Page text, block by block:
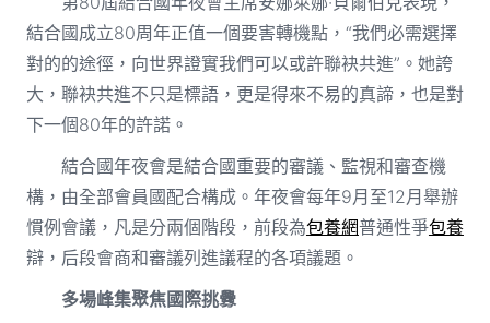
結合國成立80周年正值一個要害轉機點，“我們必需選擇
對的的途徑，向世界證實我們可以或許聯袂共進”。她誇
大，聯袂共進不只是標語，更是得來不易的真諦，也是對
下一個80年的許諾。
結合國年夜會是結合國重要的審議、監視和審查機
構，由全部會員國配合構成。年夜會每年9月至12月舉辦
慣例會議，凡是分兩個階段，前段為包養網普通性爭包養
辯，后段會商和審議列進議程的各項議題。
多場峰集聚焦國際挑釁